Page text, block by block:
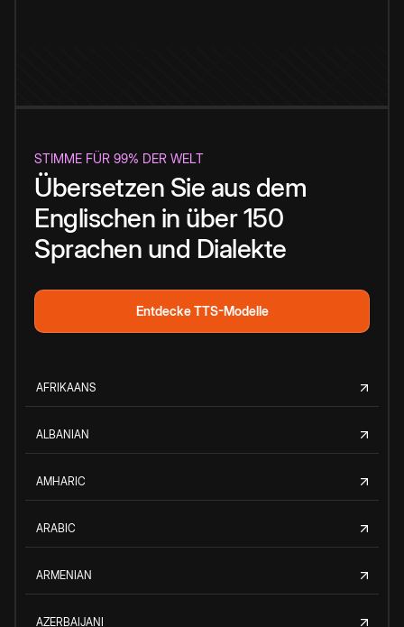
STIMME FÜR 99% DER WELT
Übersetzen Sie aus dem
Englischen in über 150
Sprachen und Dialekte
Entdecke TTS-Modelle
AFRIKAANS
ALBANIAN
AMHARIC
ARABIC
ARMENIAN
AZERBAIJANI